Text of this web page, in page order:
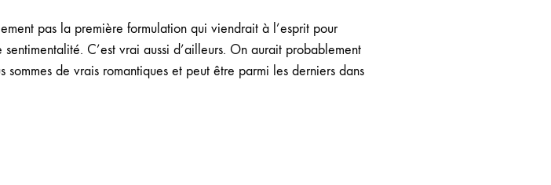
pas la première formulation qui viendrait à l’esprit pour
C’est vrai aussi d’ailleurs. On aurait probablement
de vrais romantiques et peut être parmi les derniers dans